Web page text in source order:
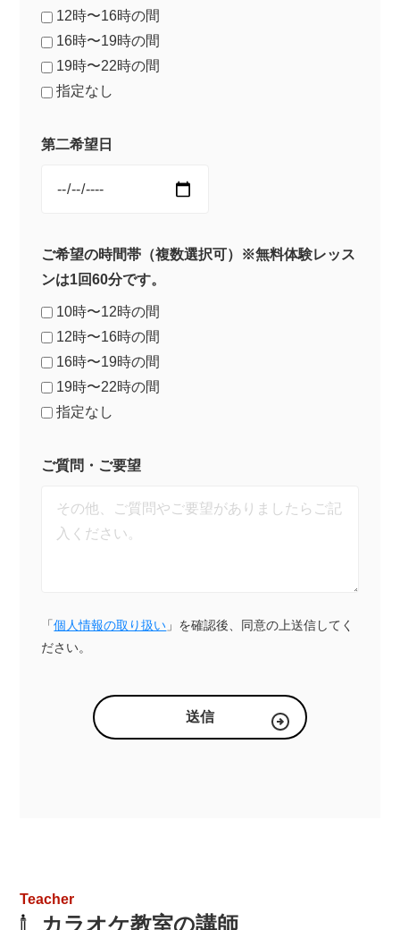
12時〜16時の間
16時〜19時の間
19時〜22時の間
指定なし
第二希望日
ご希望の時間帯（複数選択可）※無料体験レッス
ンは1回60分です。
10時〜12時の間
12時〜16時の間
16時〜19時の間
19時〜22時の間
指定なし
ご質問・ご要望
「個人情報の取り扱い 」を確認後、同意の上送信してく
ださい。
Teacher
カラオケ教室の講師